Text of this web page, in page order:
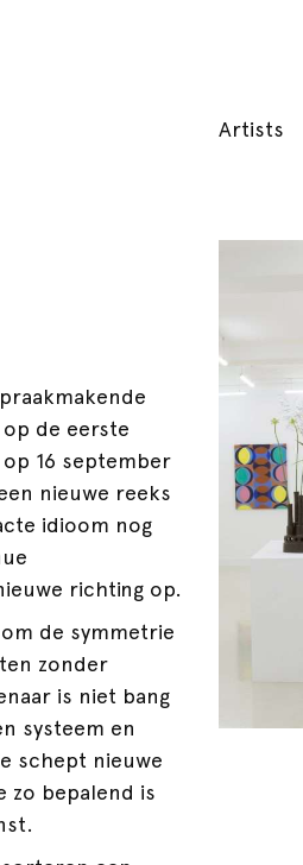
Artists
de eerste
16 september
nieuwe reeks
idioom nog
richting op.
de symmetrie
zonder
is niet bang
systeem en
schept nieuwe
zo bepalend is